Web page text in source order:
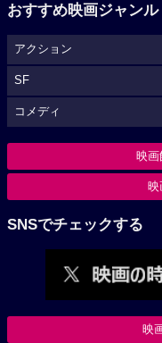
おすすめ映画ジャンル
アクション
SF
コメディ
映画
映
SNSでチェックする
映